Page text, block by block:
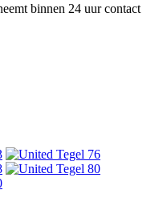
binnen 24 uur contact